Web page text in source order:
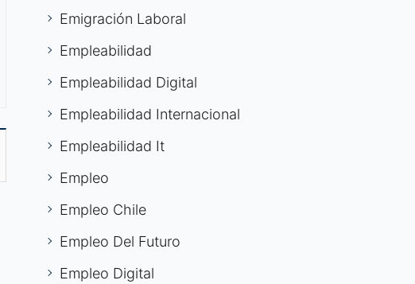
Emigración Laboral
Empleabilidad
Empleabilidad Digital
Empleabilidad Internacional
Empleabilidad It
Empleo
Empleo Chile
Empleo Del Futuro
Empleo Digital